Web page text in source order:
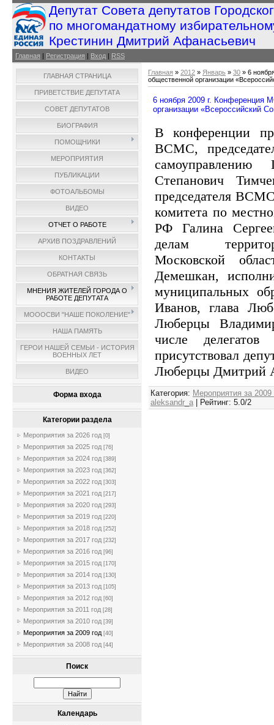
Депутат Совета депутатов
по многомандатному
Крестинин Дмитрий Афанасьевич
Главная | Регистрация | Вход | RSS
ГЛАВНАЯ СТРАНИЦА
ПРИВЕТСТВИЕ ДЕПУТАТА
СОВЕТ ДЕПУТАТОВ
БИОГРАФИЯ
ПОМОЩНИКИ
МЕРОПРИЯТИЯ
ПУБЛИКАЦИИ
ФОТОАЛЬБОМЫ
ВИДЕО
ОТЧЕТ О РАБОТЕ
АРХИВ ПОЗДРАВЛЕНИЙ
КОНТАКТЫ
ОБРАТНАЯ СВЯЗЬ
МНЕНИЯ ЖИТЕЛЕЙ ГОРОДА О
РАБОТЕ ДЕПУТАТА
МОООСВИ "НАШЕ ПОКОЛЕНИЕ"
НАША ПАМЯТЬ
ГЕРОИ НАШЕЙ СЕМЬИ - ИСТОРИЯ
ВОЕННЫХ ЛЕТ
ВИДЕО
Форма входа
Категории раздела
Мероприятия за 2026 год [0]
Мероприятия за 2025 год [76]
Мероприятия за 2024 год [389]
Мероприятия за 2023 год [362]
Мероприятия за 2022 год [303]
Мероприятия за 2021 год [217]
Мероприятия за 2020 год [293]
Мероприятия за 2019 год [220]
Мероприятия за 2018 год [252]
Мероприятия за 2017 год [232]
Мероприятия за 2016 год [96]
Мероприятия за 2015 год [170]
Мероприятия за 2014 год [130]
Мероприятия за 2013 год [105]
Мероприятия за 2012 год [60]
Мероприятия за 2011 год [28]
Мероприятия за 2010 год [39]
Мероприятия за 2009 год [40]
Мероприятия за 2008 год [44]
Поиск
Календарь
Главная » 2012 » Январь » 30 » 6
общественной организации
6 ноября 2009 г. Конференция
организации «Всероссийский
В конференции
ВСМС,
Степанович
председателя
комитета по
РФ Галина
делам
Московской
Демешкан,
муниципальных
Иванов, глава
Люберцы
числе
присутствовал
Люберцы Дмитрий
Категория: Мероприятия за 2009
aleksandr_a | Рейтинг: 5.0/2